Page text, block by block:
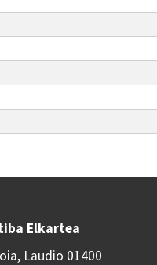
Elkartea
Laudio 01400